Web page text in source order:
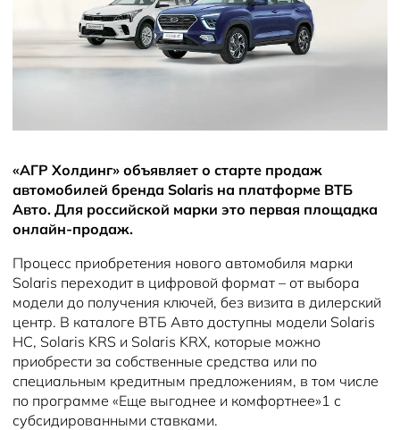
Новости
«АГР Холдинг» объявляет о старте продаж
автомобилей бренда Solaris на платформе ВТБ
Авто. Для российской марки это первая площадка
онлайн-продаж.
Процесс приобретения нового автомобиля марки
Solaris переходит в цифровой формат – от выбора
модели до получения ключей, без визита в дилерский
центр. В каталоге ВТБ Авто доступны модели Solaris
HC, Solaris KRS и Solaris KRX, которые можно
приобрести за собственные средства или по
специальным кредитным предложениям, в том числе
по программе «Еще выгоднее и комфортнее»1 с
субсидированными ставками.